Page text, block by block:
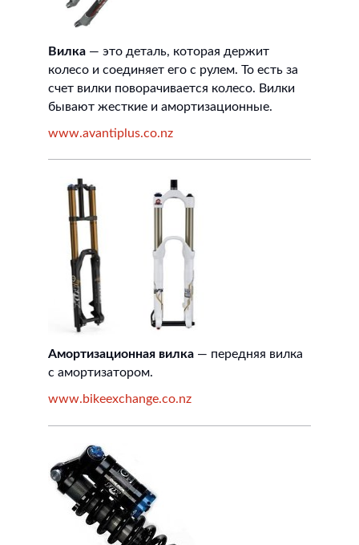
Вилка — это деталь, которая держит
колесо и соединяет его с рулем. То есть за
счет вилки поворачивается колесо. Вилки
бывают жесткие и амортизационные.
www.avantiplus.co.nz
Амортизационная вилка — передняя вилка
с амортизатором.
www.bikeexchange.co.nz